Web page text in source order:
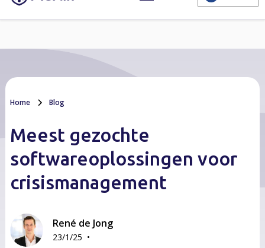
Home Blog
Meest gezochte
softwareoplossingen voor
crisismanagement
René de Jong
23/1/25 •